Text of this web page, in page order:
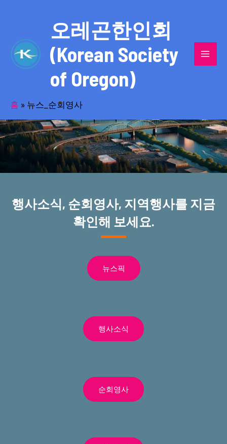
오레곤한인회
(Korean Society
of Oregon)
홈 » 뉴스_순회영사
반세기의 세월을 품고 동포사회를 섬겨온
오레곤한인회!
행사소식, 순회영사, 지역행사를 지금
확인해 보세요.
뉴스픽
행사소식
순회영사